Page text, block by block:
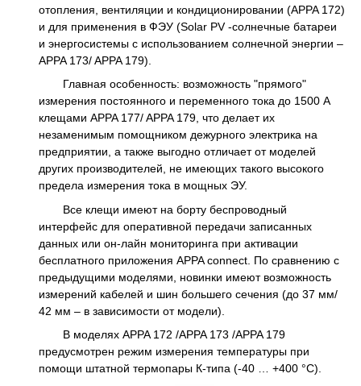
отопления, вентиляции и кондиционировании (APPA 172)
и для применения в ФЭУ (Solar PV -солнечные батареи
и энергосистемы с использованием солнечной энергии –
APPA 173/ APPA 179).
Главная особенность: возможность "прямого"
измерения постоянного и переменного тока до 1500 А
клещами APPA 177/ APPA 179, что делает их
незаменимым помощником дежурного электрика на
предприятии, а также выгодно отличает от моделей
других производителей, не имеющих такого высокого
предела измерения тока в мощных ЭУ.
Все клещи имеют на борту беспроводный
интерфейс для оперативной передачи записанных
данных или он-лайн мониторинга при активации
бесплатного приложения APPA connect. По сравнению с
предыдущими моделями, новинки имеют возможность
измерений кабелей и шин большего сечения (до 37 мм/
42 мм – в зависимости от модели).
В моделях APPA 172 /APPA 173 /APPA 179
предусмотрен режим измерения температуры при
помощи штатной термопары К-типа (-40 … +400 °С).